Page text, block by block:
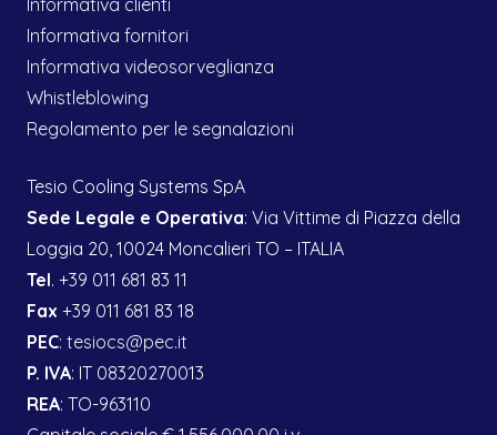
Informativa clienti
Informativa fornitori
Informativa videosorveglianza
Whistleblowing
Regolamento per le segnalazioni
Tesio Cooling Systems SpA
Sede Legale e Operativa: Via Vittime di Piazza della
Loggia 20, 10024 Moncalieri TO – ITALIA
Tel. +39 011 681 83 11
Fax +39 011 681 83 18
PEC: tesiocs@pec.it
P. IVA: IT 08320270013
REA: TO-963110